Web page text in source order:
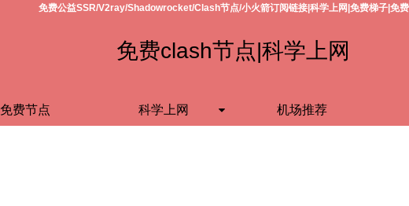
免费公益SSR/V2ray/Shadowrocket/Clash节点/小火箭订阅链接|科学上网|免费梯子|免
免费clash节点|科学上网
免费节点 科学上网 机场推荐